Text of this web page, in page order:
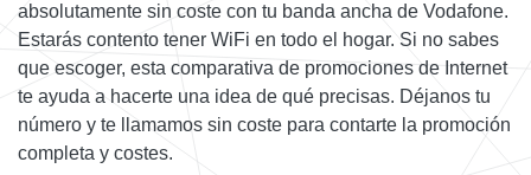
absolutamente sin coste con tu banda ancha de Vodafone.
Estarás contento tener WiFi en todo el hogar. Si no sabes
que escoger, esta comparativa de promociones de Internet
te ayuda a hacerte una idea de qué precisas. Déjanos tu
número y te llamamos sin coste para contarte la promoción
completa y costes.